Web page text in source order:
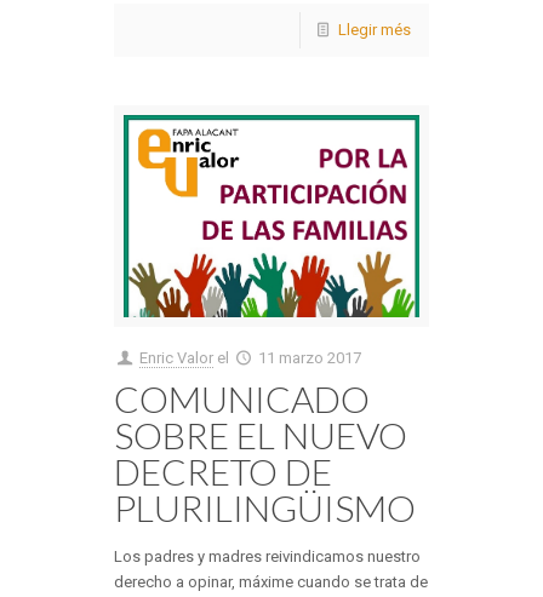
Llegir més
Enric Valor el 11 marzo 2017
COMUNICADO
SOBRE EL NUEVO
DECRETO DE
PLURILINGÜISMO
Los padres y madres reivindicamos nuestro
derecho a opinar, máxime cuando se trata de